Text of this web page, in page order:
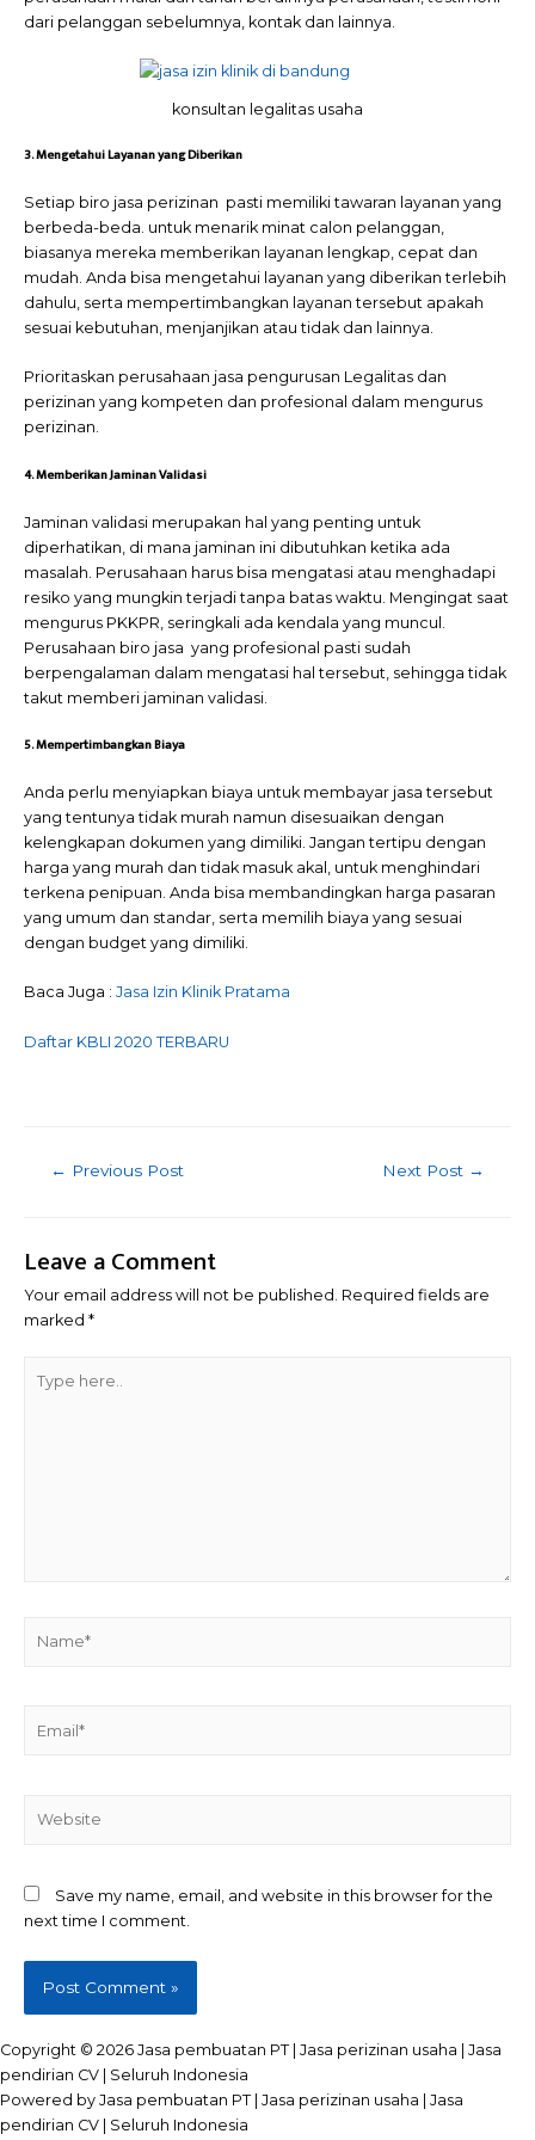
dari pelanggan sebelumnya, kontak dan lainnya.
konsultan legalitas usaha
3. Mengetahui Layanan yang Diberikan
Setiap biro jasa perizinan pasti memiliki tawaran layanan yang
berbeda-beda. untuk menarik minat calon pelanggan,
biasanya mereka memberikan layanan lengkap, cepat dan
mudah. Anda bisa mengetahui layanan yang diberikan terlebih
dahulu, serta mempertimbangkan layanan tersebut apakah
sesuai kebutuhan, menjanjikan atau tidak dan lainnya.
Prioritaskan perusahaan jasa pengurusan Legalitas dan
perizinan yang kompeten dan profesional dalam mengurus
perizinan.
4. Memberikan Jaminan Validasi
Jaminan validasi merupakan hal yang penting untuk
diperhatikan, di mana jaminan ini dibutuhkan ketika ada
masalah. Perusahaan harus bisa mengatasi atau menghadapi
resiko yang mungkin terjadi tanpa batas waktu. Mengingat saat
mengurus PKKPR, seringkali ada kendala yang muncul.
Perusahaan biro jasa yang profesional pasti sudah
berpengalaman dalam mengatasi hal tersebut, sehingga tidak
takut memberi jaminan validasi.
5. Mempertimbangkan Biaya
Anda perlu menyiapkan biaya untuk membayar jasa tersebut
yang tentunya tidak murah namun disesuaikan dengan
kelengkapan dokumen yang dimiliki. Jangan tertipu dengan
harga yang murah dan tidak masuk akal, untuk menghindari
terkena penipuan. Anda bisa membandingkan harga pasaran
yang umum dan standar, serta memilih biaya yang sesuai
dengan budget yang dimiliki.
Baca Juga : Jasa Izin Klinik Pratama
Daftar KBLI 2020 TERBARU
Post
← Previous Post Next Post →
Leave a Comment
Your email address will not be published. Required fields are
marked *
here..
Save my name, email, and website in this browser for the
next time I comment.
Copyright © 2026 Jasa pembuatan PT | Jasa perizinan usaha | Jasa
pendirian CV | Seluruh Indonesia
Powered by Jasa pembuatan PT | Jasa perizinan usaha | Jasa
pendirian CV | Seluruh Indonesia